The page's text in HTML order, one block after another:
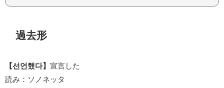
過去形
【선언했다】 宣言した
読み：ソノネッタ